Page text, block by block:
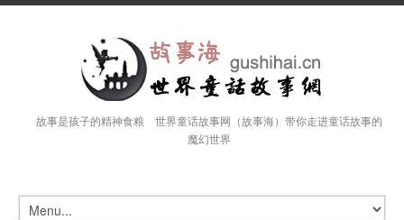
故事是孩子的精神食粮 世界童话故事网（故事海）带你走进童话故事的
魔幻世界